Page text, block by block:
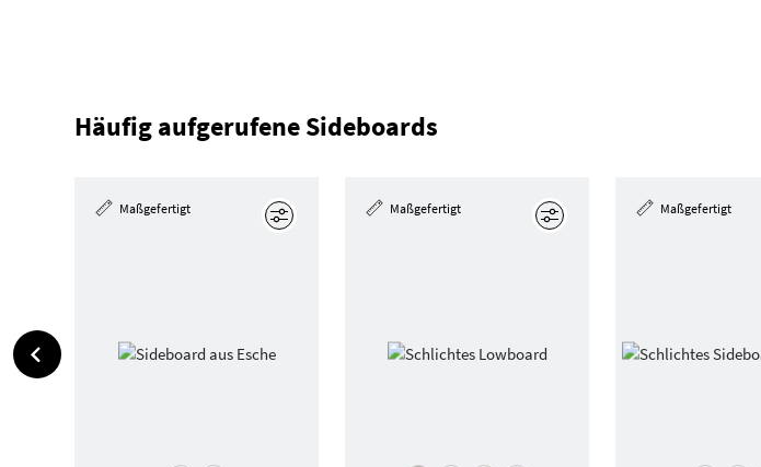
Häufig aufgerufene Sideboards
Maßgefertigt Maßgefertigt Maßgefertigt